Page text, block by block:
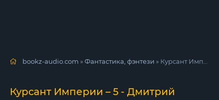
bookz-audio.com »Фантастика, фэнтези » Курсант Империи – 5 - Дмитрий Коровников
Курсант Империи – 5 - Дмитрий